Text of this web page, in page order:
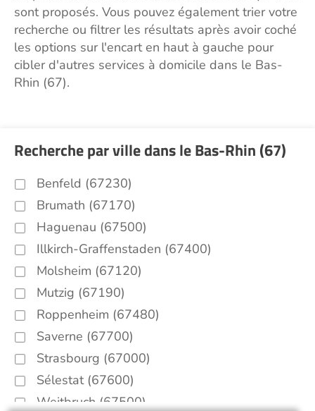
sont proposés. Vous pouvez également trier votre
recherche ou filtrer les résultats après avoir coché
les options sur l'encart en haut à gauche pour
cibler d'autres services à domicile dans le Bas-
Rhin (67).
Recherche par ville dans le Bas-Rhin (67)
Benfeld (67230)
Brumath (67170)
Haguenau (67500)
Illkirch-Graffenstaden (67400)
Molsheim (67120)
Mutzig (67190)
Roppenheim (67480)
Saverne (67700)
Strasbourg (67000)
Sélestat (67600)
Weitbruch (67500)